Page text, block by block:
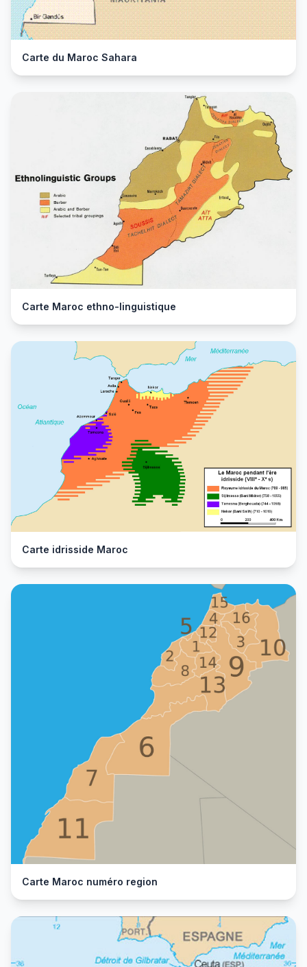
Carte du Maroc Sahara
Carte Maroc ethno-linguistique
Carte idrisside Maroc
Carte Maroc numéro region